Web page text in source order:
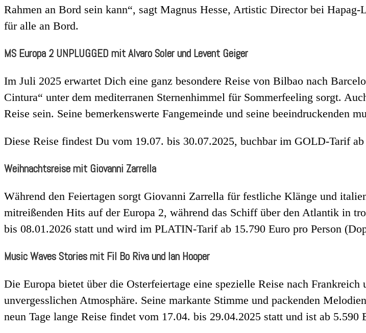
Rahmen an Bord sein kann“, sagt Magnus Hesse, Artistic Director bei
für alle an Bord.
MS Europa 2 UNPLUGGED mit Alvaro Soler und Levent Geiger
Im Juli 2025 erwartet Dich eine ganz besondere Reise von Bilbao nach
Cintura“ unter dem mediterranen Sternenhimmel für Sommerfeeling sorgt.
Reise sein. Seine bemerkenswerte Fangemeinde und seine beeindruckenden
Diese Reise findest Du vom 19.07. bis 30.07.2025, buchbar im GOLD-Tarif
Weihnachtsreise mit Giovanni Zarrella
Während den Feiertagen sorgt Giovanni Zarrella für festliche Klänge und
mitreißenden Hits auf der Europa 2, während das Schiff über den Atlantik in
bis 08.01.2026 statt und wird im PLATIN-Tarif ab 15.790 Euro pro Person
Music Waves Stories mit Fil Bo Riva und Ian Hooper
Die Europa bietet über die Osterfeiertage eine spezielle Reise nach
unvergesslichen Atmosphäre. Seine markante Stimme und packenden
neun Tage lange Reise findet vom 17.04. bis 29.04.2025 statt und ist ab